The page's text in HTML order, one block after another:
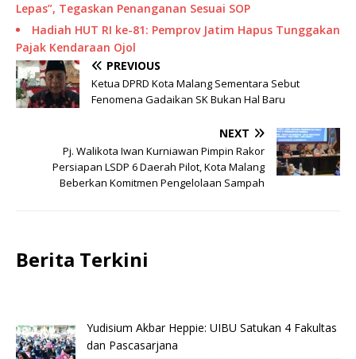
Lepas”, Tegaskan Penanganan Sesuai SOP
Hadiah HUT RI ke-81: Pemprov Jatim Hapus Tunggakan
Pajak Kendaraan Ojol
PREVIOUS
Ketua DPRD Kota Malang Sementara Sebut
Fenomena Gadaikan SK Bukan Hal Baru
NEXT
Pj. Walikota Iwan Kurniawan Pimpin Rakor
Persiapan LSDP 6 Daerah Pilot, Kota Malang
Beberkan Komitmen Pengelolaan Sampah
Berita Terkini
Yudisium Akbar Heppie: UIBU Satukan 4 Fakultas
dan Pascasarjana